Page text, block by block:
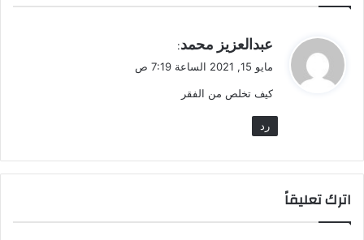
ي
ل
عبدالعزيز محمد:
مايو 15, 2021 الساعة 7:19 ص
كيف تخلص من الفقر
رد
اترك تعليقاً